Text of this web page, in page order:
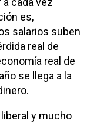
es,
salarios suben
real de
real de
se llega a la
y mucho